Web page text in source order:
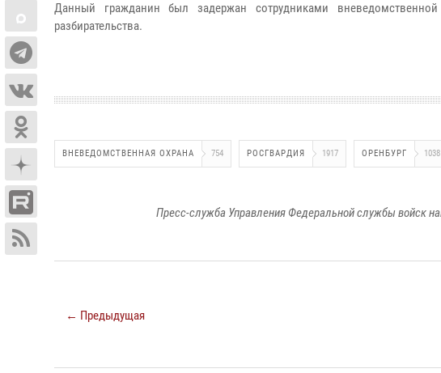
Данный гражданин был задержан сотрудниками
разбирательства.
ВНЕВЕДОМСТВЕННАЯ ОХРАНА 754 РОСГВАРДИЯ 1917 ОРЕНБУРГ 1038
Пресс-служба Управления Федеральной службы войск
← Предыдущая